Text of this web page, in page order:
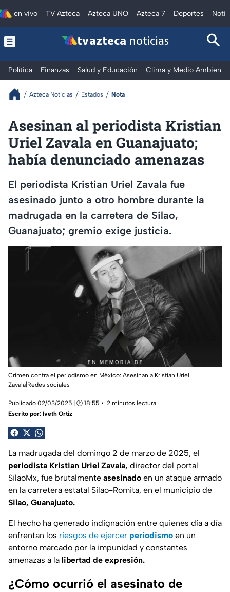
en vivo TV Azteca Azteca UNO Azteca 7 Deportes
tv azteca noticias
Política Finanzas Salud y Educación Clima y Medio Ambiente
Azteca Noticias Estados Nota
Asesinan al periodista Kristian
Uriel Zavala en Guanajuato;
había denunciado amenazas
El periodista Kristian Uriel Zavala fue
asesinado junto a otro hombre durante la
madrugada en la carretera de Silao,
Guanajuato; gremio exige justicia.
Crimen contra el periodismo en México: Asesinan a Kristian Uriel
Zavala|Redes sociales
Publicado 02/03/2025 | 🕑 18:55
2 minutos lectura
Escrito por: Iveth Ortiz
La madrugada del domingo 2 de marzo de 2025, el
periodista Kristian Uriel Zavala, director del portal
SilaoMx, fue brutalmente asesinado en un ataque armado
en la carretera estatal Silao-Romita, en el municipio de
Silao, Guanajuato.
El hecho ha generado indignación entre quienes día a día
enfrentan los riesgos de ejercer periodismo en un
entorno marcado por la impunidad y constantes
amenazas a la libertad de expresión.
¿Cómo ocurrió el asesinato de